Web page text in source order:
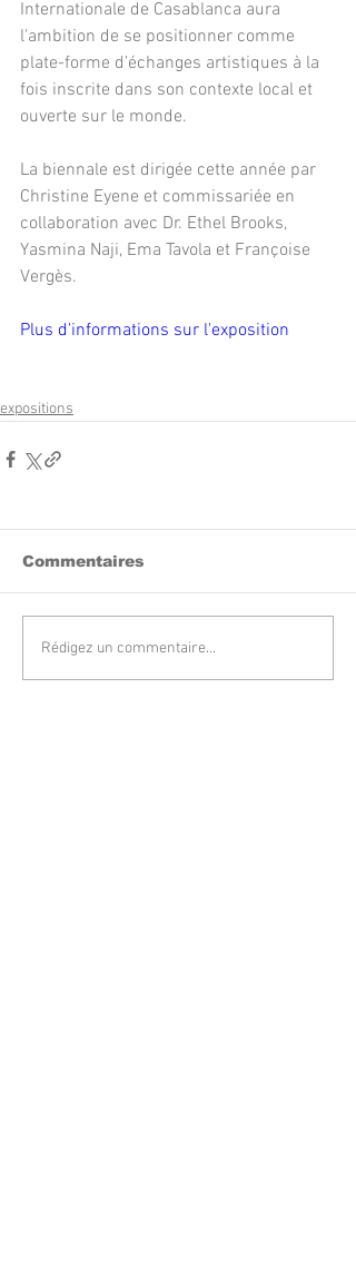
Internationale de Casablanca aura
l'ambition de se positionner comme
plate-forme d’échanges artistiques à la
fois inscrite dans son contexte local et
ouverte sur le monde.
La biennale est dirigée cette année par
Christine Eyene et commissariée en
collaboration avec Dr. Ethel Brooks,
Yasmina Naji, Ema Tavola et Françoise
Vergès.
Plus d'informations sur l'exposition
expositions
Commentaires
Rédigez un commentaire...